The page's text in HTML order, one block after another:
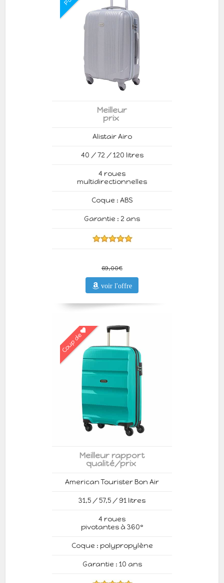
Meilleur
prix
Alistair Airo
40 / 72 / 120 litres
4 roues
multidirectionnelles
Coque : ABS
Garantie : 2 ans
69,00€
voir l'offre
Coup de
Meilleur rapport
qualité/prix
American Tourister Bon Air
31,5 / 57,5 / 91 litres
4 roues
pivotantes à 360°
Coque : polypropylène
Garantie : 10 ans